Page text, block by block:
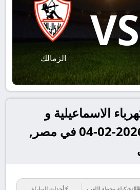
VS
الزمالك
الاسماعيلية و
الزمالك بتاريخ 2026-02-04 في مصر,